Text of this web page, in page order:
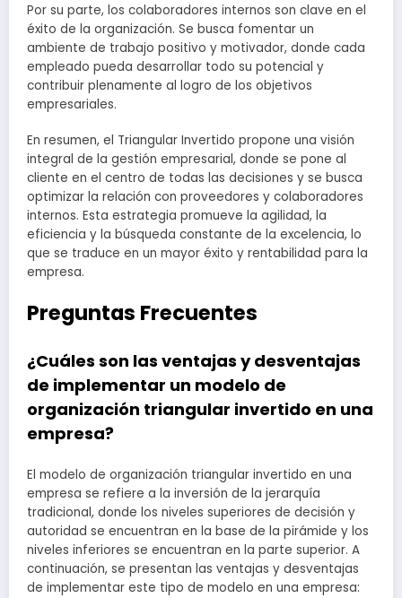
Por su parte, los colaboradores internos son clave en el
éxito de la organización. Se busca fomentar un
ambiente de trabajo positivo y motivador, donde cada
empleado pueda desarrollar todo su potencial y
contribuir plenamente al logro de los objetivos
empresariales.
En resumen, el Triangular Invertido propone una visión
integral de la gestión empresarial, donde se pone al
cliente en el centro de todas las decisiones y se busca
optimizar la relación con proveedores y colaboradores
internos. Esta estrategia promueve la agilidad, la
eficiencia y la búsqueda constante de la excelencia, lo
que se traduce en un mayor éxito y rentabilidad para la
empresa.
Preguntas Frecuentes
¿Cuáles son las ventajas y desventajas
de implementar un modelo de
organización triangular invertido en una
empresa?
El modelo de organización triangular invertido en una
empresa se refiere a la inversión de la jerarquía
tradicional, donde los niveles superiores de decisión y
autoridad se encuentran en la base de la pirámide y los
niveles inferiores se encuentran en la parte superior. A
continuación, se presentan las ventajas y desventajas
de implementar este tipo de modelo en una empresa: